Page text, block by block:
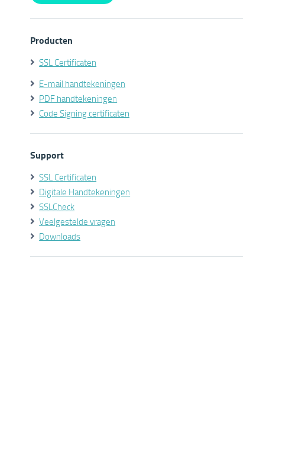
Producten
SSL Certificaten
E-mail handtekeningen
PDF handtekeningen
Code Signing certificaten
Support
SSL Certificaten
Digitale Handtekeningen
SSLCheck
Veelgestelde vragen
Downloads